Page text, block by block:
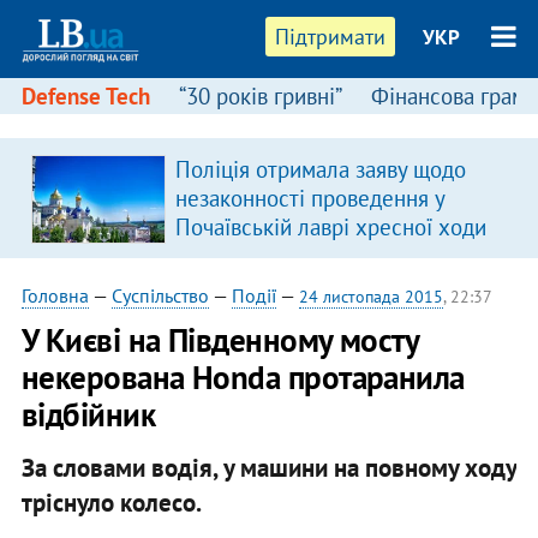
Підтримати УКР
Defense Tech “30 років гривні” Фінансова
Поліція отримала заяву щодо
незаконності проведення у
Почаївській лаврі хресної ходи
Головна — Суспільство — Події— 24 листопада 2015, 22:37
У Києві на Південному мосту
некерована Honda протаранила
відбійник
За словами водія, у машини на повному ходу
тріснуло колесо.